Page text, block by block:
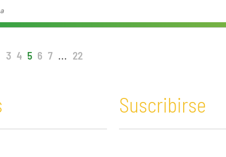
3 4 5 6 7 ... 22
Suscribirse